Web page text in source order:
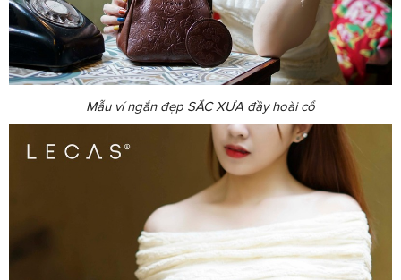
Mẫu ví ngắn đẹp SẮC XƯA đầy hoài cổ